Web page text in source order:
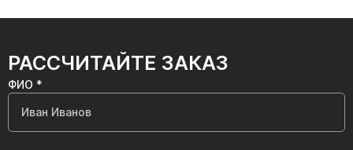
РАССЧИТАЙТЕ ЗАКАЗ
ФИО *